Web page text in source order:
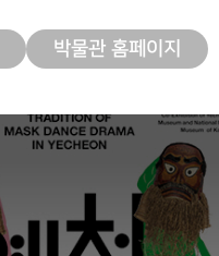
박물관 홈페이지